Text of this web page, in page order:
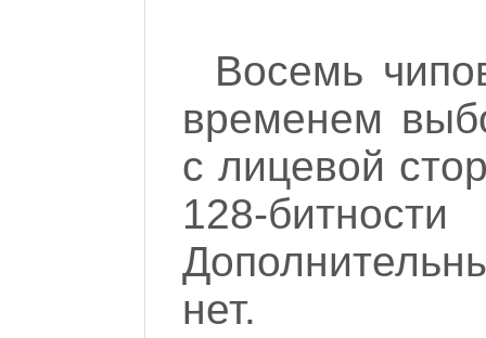
Восемь
временем
с лицевой
128-
нет.